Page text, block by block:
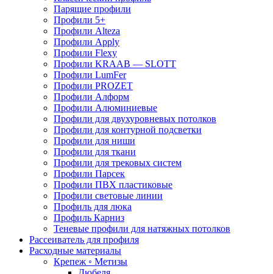
Парящие профили
Профили 5+
Профили Alteza
Профили Apply
Профили Flexy
Профили KRAAB — SLOTT
Профили LumFer
Профили PROZET
Профили Алформ
Профили Алюминиевые
Профили для двухуровневых потолков
Профили для контурной подсветки
Профили для ниши
Профили для ткани
Профили для трековых систем
Профили Парсек
Профили ПВХ пластиковые
Профили световые линии
Профиль для люка
Профиль Карниз
Теневые профили для натяжных потолков
Рассеиватель для профиля
Расходные материалы
Крепеж ◦ Метизы